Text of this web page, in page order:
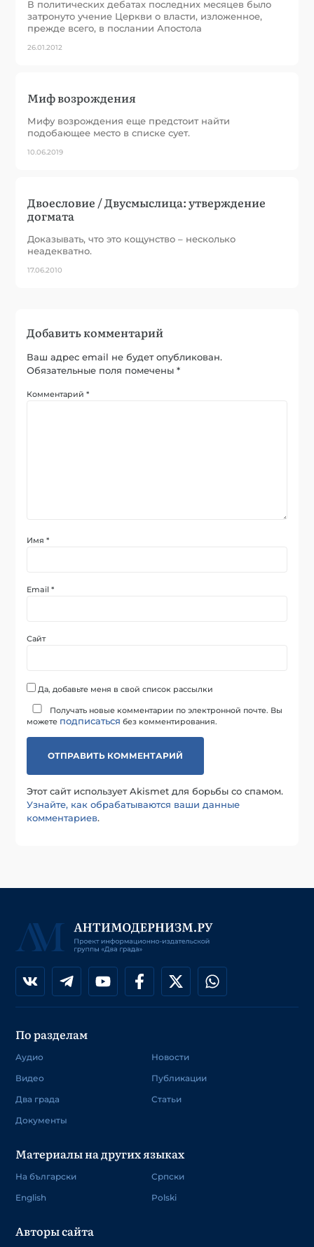
В политических дебатах последних месяцев было
затронуто учение Церкви о власти, изложенное,
прежде всего, в послании Апостола
26.01.2012
Миф возрождения
Мифу возрождения еще предстоит найти
подобающее место в списке сует.
10.06.2019
Двоесловие / Двусмыслица: утверждение
догмата
Доказывать, что это кощунство – несколько
неадекватно.
17.06.2010
Добавить комментарий
Ваш адрес email не будет опубликован.
Обязательные поля помечены*
Комментарий*
Имя*
Email*
Сайт
Да, добавьте меня в свой список рассылки
Получать новые комментарии по электронной почте. Вы
можете подписаться без комментирования.
Этот сайт использует Akismet для борьбы со спамом.
Узнайте, как обрабатываются ваши данные
комментариев.
По разделам
Аудио
Видео
Два града
Документы
Новости
Публикации
Статьи
Материалы на других языках
На български
English
Српски
Polski
Авторы сайта